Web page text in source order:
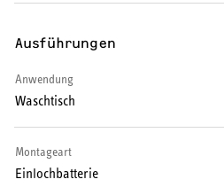
Serviceleistungen
Ausführungen
Anwendung
Waschtisch
Montageart
Einlochbatterie